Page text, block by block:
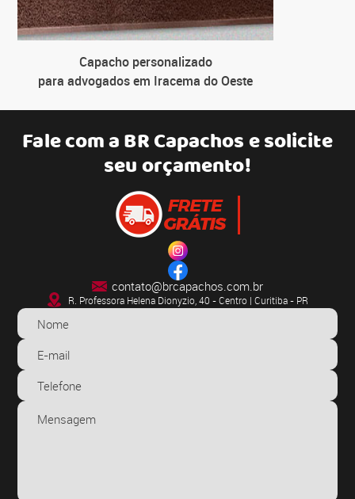
Capacho personalizado
para advogados em Iracema do Oeste
Fale com aBR Capachose solicite
seu orçamento!
contato@brcapachos.com.br
R. Professora Helena Dionyzio, 40 - Centro | Curitiba - PR